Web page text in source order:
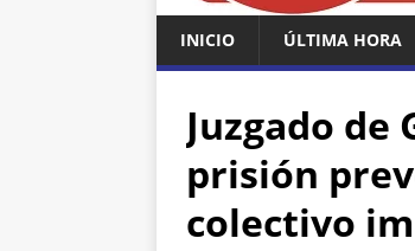
INICIO ÚLTIMA HORA
Juzgado de
prisión
colectivo